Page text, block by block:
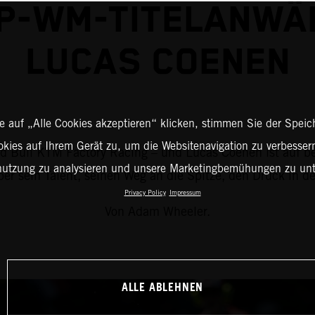
WM-
Bull KTM Factory Racing – und Lucas Coenen ist auf
sein Talent, seinen Weg an die Spitze, den Druck in
auf „Alle Cookies akzeptieren“ klicken, stimmen Sie der
auf Ihrem Gerät zu, um die Websitenavigation zu
zu analysieren und unsere Marketingbemühungen zu
Privacy Policy Impressum
ALLE ABLEHNEN